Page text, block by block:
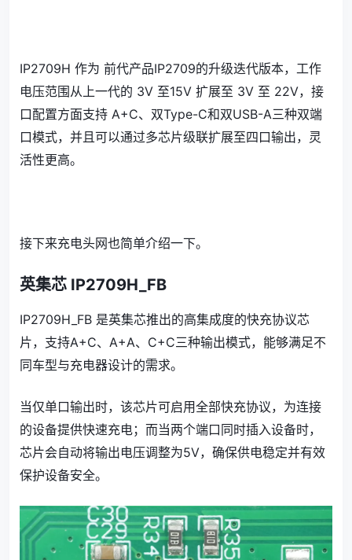
IP2709H 作为 前代产品IP2709的升级迭代版本，工作
电压范围从上一代的 3V 至15V 扩展至 3V 至 22V，接
口配置方面支持 A+C、双Type-C和双USB-A三种双端
口模式，并且可以通过多芯片级联扩展至四口输出，灵
活性更高。
接下来充电头网也简单介绍一下。
英集芯 IP2709H_FB
IP2709H_FB 是英集芯推出的高集成度的快充协议芯
片，支持A+C、A+A、C+C三种输出模式，能够满足不
同车型与充电器设计的需求。
当仅单口输出时，该芯片可启用全部快充协议，为连接
的设备提供快速充电；而当两个端口同时插入设备时，
芯片会自动将输出电压调整为5V，确保供电稳定并有效
保护设备安全。